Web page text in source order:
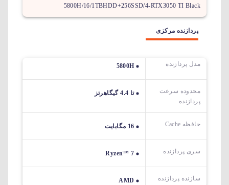
5800H/16/1TBHDD+256SSD/4-RTX3050 TI Black
پردازنده مرکزی
مدل پردازنده 5800H
محدوده سرعت
پردازنده
تا 4.4 گیگاهرتز
حافظه Cache 16 مگابایت
سری پردازنده Ryzen™ 7
سازنده پردازنده AMD